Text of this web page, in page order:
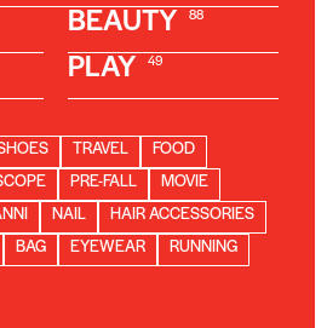
BEAUTY 88
PLAY 49
TRAVEL
FOOD
PRE-FALL
MOVIE
NAIL
HAIR ACCESSORIES
BAG EYEWEAR
RUNNING